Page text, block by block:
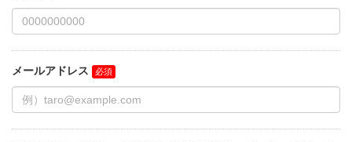
メールアドレス